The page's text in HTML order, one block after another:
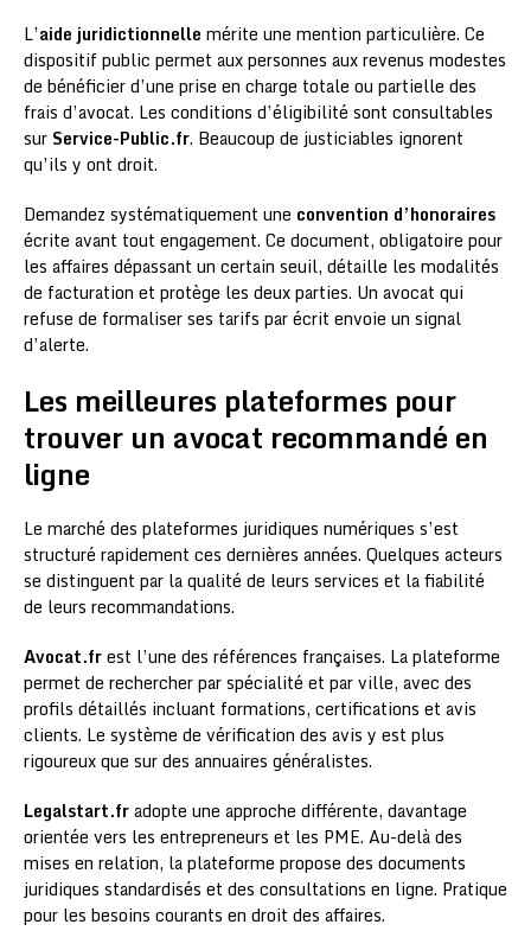
L’aide juridictionnelle mérite une mention particulière. Ce
dispositif public permet aux personnes aux revenus modestes
de bénéficier d’une prise en charge totale ou partielle des
frais d’avocat. Les conditions d’éligibilité sont consultables
sur Service-Public.fr. Beaucoup de justiciables ignorent
qu’ils y ont droit.
Demandez systématiquement une convention d’honoraires
écrite avant tout engagement. Ce document, obligatoire pour
les affaires dépassant un certain seuil, détaille les modalités
de facturation et protège les deux parties. Un avocat qui
refuse de formaliser ses tarifs par écrit envoie un signal
d’alerte.
Les meilleures plateformes pour
trouver un avocat recommandé en
ligne
Le marché des plateformes juridiques numériques s’est
structuré rapidement ces dernières années. Quelques acteurs
se distinguent par la qualité de leurs services et la fiabilité
de leurs recommandations.
Avocat.frest l’une des références françaises. La plateforme
permet de rechercher par spécialité et par ville, avec des
profils détaillés incluant formations, certifications et avis
clients. Le système de vérification des avis y est plus
rigoureux que sur des annuaires généralistes.
Legalstart.fradopte une approche différente, davantage
orientée vers les entrepreneurs et les PME. Au-delà des
mises en relation, la plateforme propose des documents
juridiques standardisés et des consultations en ligne. Pratique
pour les besoins courants en droit des affaires.